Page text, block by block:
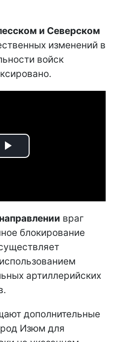
и Северском
изменений в
войск
Play
враг
блокирование
артиллерийских
дополнительные
Изюм для